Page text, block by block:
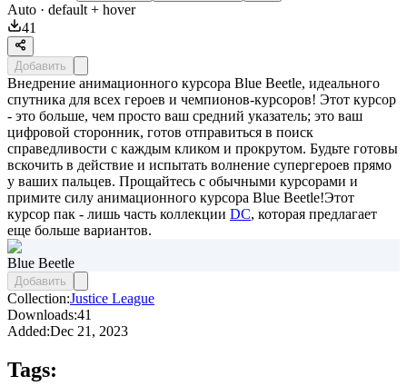
Auto · default + hover
41
Добавить
Внедрение анимационного курсора Blue Beetle, идеального
спутника для всех героев и чемпионов-курсоров! Этот курсор
- это больше, чем просто ваш средний указатель; это ваш
цифровой сторонник, готов отправиться в поиск
справедливости с каждым кликом и прокрутом. Будьте готовы
вскочить в действие и испытать волнение супергероев прямо
у ваших пальцев. Прощайтесь с обычными курсорами и
примите силу анимационного курсора Blue Beetle!Этот
курсор пак - лишь часть коллекции DC, которая предлагает
еще больше вариантов.
Blue Beetle
Добавить
Collection:Justice League
Downloads:41
Added:Dec 21, 2023
Tags: